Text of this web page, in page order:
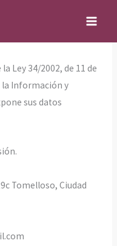
Ley 34/2002, de 11 de
la Información y
sus datos
Tomelloso, Ciudad